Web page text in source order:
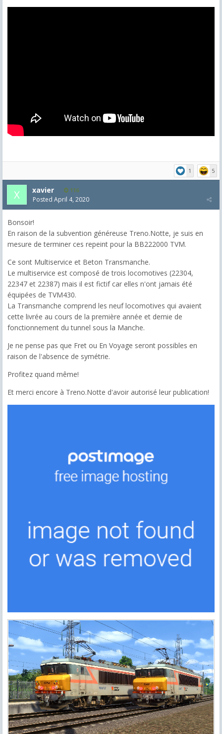
1 5
xavier 116
Posted April 4, 2020
Bonsoir!
En raison de la subvention généreuse Treno.Notte, je suis en
mesure de terminer ces repeint pour la BB222000 TVM.
Ce sont Multiservice et Beton Transmanche.
Le multiservice est composé de trois locomotives (22304,
22347 et 22387) mais il est fictif car elles n'ont jamais été
équipées de TVM430.
La Transmanche comprend les neuf locomotives qui avaient
cette livrée au cours de la première année et demie de
fonctionnement du tunnel sous la Manche.
Je ne pense pas que Fret ou En Voyage seront possibles en
raison de l'absence de symétrie.
Profitez quand même!
Et merci encore à Treno.Notte d'avoir autorisé leur publication!